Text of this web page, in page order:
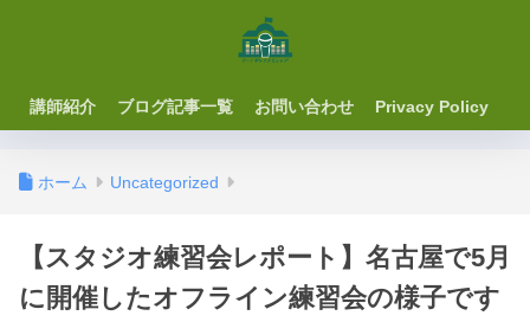
講師紹介 ブログ記事一覧 お問い合わせ Privacy Policy
ホーム Uncategorized
【スタジオ練習会レポート】名古屋で5月
に開催したオフライン練習会の様子です